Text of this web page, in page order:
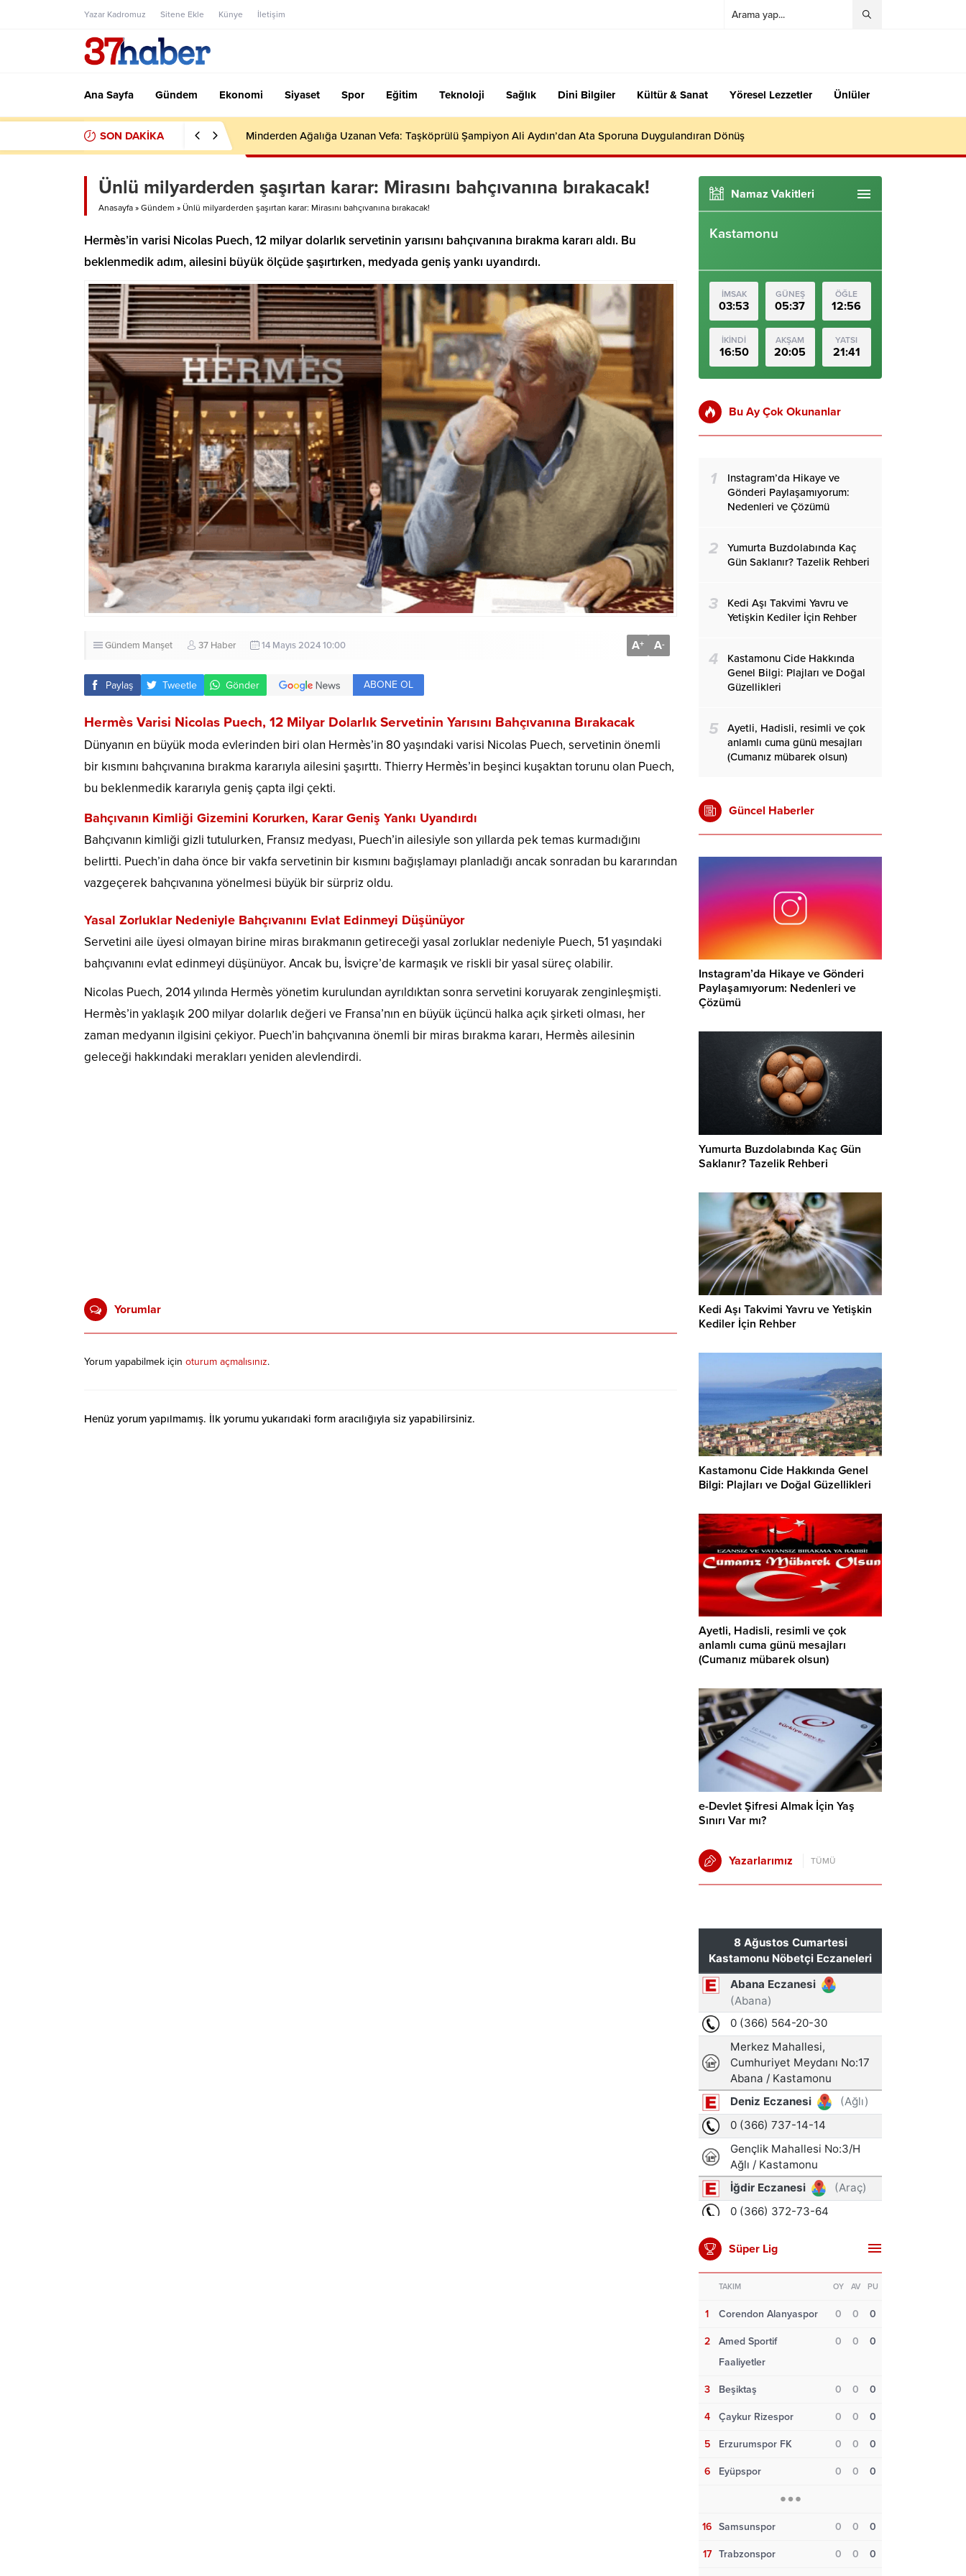
Yazar Kadromuz Sitene Ekle Künye İletişim
Ana Sayfa Gündem Ekonomi Siyaset Spor Eğitim Teknoloji Sağlık Dini Bilgiler Kültür & Sanat Yöresel Lezzetler Ünlüler
SON DAKİKA Minderden Ağalığa Uzanan Vefa: Taşköprülü Şampiyon Ali Aydın’dan Ata Sporuna Duygulandıran Dönüş
Ünlü milyarderden şaşırtan karar: Mirasını bahçıvanına bırakacak!
Anasayfa » Gündem » Ünlü milyarderden şaşırtan karar: Mirasını bahçıvanına bırakacak!
Hermès’in varisi Nicolas Puech, 12 milyar dolarlık servetinin yarısını bahçıvanına bırakma kararı aldı. Bu
beklenmedik adım, ailesini büyük ölçüde şaşırtırken, medyada geniş yankı uyandırdı.
Gündem Manşet 37 Haber 14 Mayıs 2024 10:00 A+ A-
Paylaş Tweetle Gönder ABONE OL
Hermès Varisi Nicolas Puech, 12 Milyar Dolarlık Servetinin Yarısını Bahçıvanına Bırakacak
Dünyanın en büyük moda evlerinden biri olan Hermès’in 80 yaşındaki varisi Nicolas Puech, servetinin önemli
bir kısmını bahçıvanına bırakma kararıyla ailesini şaşırttı. Thierry Hermès’in beşinci kuşaktan torunu olan Puech,
bu beklenmedik kararıyla geniş çapta ilgi çekti.
Bahçıvanın Kimliği Gizemini Korurken, Karar Geniş Yankı Uyandırdı
Bahçıvanın kimliği gizli tutulurken, Fransız medyası, Puech’in ailesiyle son yıllarda pek temas kurmadığını
belirtti. Puech’in daha önce bir vakfa servetinin bir kısmını bağışlamayı planladığı ancak sonradan bu kararından
vazgeçerek bahçıvanına yönelmesi büyük bir sürpriz oldu.
Yasal Zorluklar Nedeniyle Bahçıvanını Evlat Edinmeyi Düşünüyor
Servetini aile üyesi olmayan birine miras bırakmanın getireceği yasal zorluklar nedeniyle Puech, 51 yaşındaki
bahçıvanını evlat edinmeyi düşünüyor. Ancak bu, İsviçre’de karmaşık ve riskli bir yasal süreç olabilir.
Nicolas Puech, 2014 yılında Hermès yönetim kurulundan ayrıldıktan sonra servetini koruyarak zenginleşmişti.
Hermès’in yaklaşık 200 milyar dolarlık değeri ve Fransa’nın en büyük üçüncü halka açık şirketi olması, her
zaman medyanın ilgisini çekiyor. Puech’in bahçıvanına önemli bir miras bırakma kararı, Hermès ailesinin
geleceği hakkındaki merakları yeniden alevlendirdi.
Yorumlar
Yorum yapabilmek için oturum açmalısınız.
Henüz yorum yapılmamış. İlk yorumu yukarıdaki form aracılığıyla siz yapabilirsiniz.
Namaz Vakitleri
Kastamonu
İMSAK
03:53
GÜNEŞ
05:37
ÖĞLE
12:56
İKİNDİ
16:50
AKŞAM
20:05
YATSI
21:41
Bu Ay Çok Okunanlar
1
Instagram’da Hikaye ve
Gönderi Paylaşamıyorum:
Nedenleri ve Çözümü
2
Yumurta Buzdolabında Kaç
Gün Saklanır? Tazelik Rehberi
3
Kedi Aşı Takvimi Yavru ve
Yetişkin Kediler İçin Rehber
4
Kastamonu Cide Hakkında
Genel Bilgi: Plajları ve Doğal
Güzellikleri
5
Ayetli, Hadisli, resimli ve çok
anlamlı cuma günü mesajları
(Cumanız mübarek olsun)
Güncel Haberler
Instagram’da Hikaye ve Gönderi
Paylaşamıyorum: Nedenleri ve
Çözümü
Yumurta Buzdolabında Kaç Gün
Saklanır? Tazelik Rehberi
Kedi Aşı Takvimi Yavru ve Yetişkin
Kediler İçin Rehber
Kastamonu Cide Hakkında Genel
Bilgi: Plajları ve Doğal Güzellikleri
Ayetli, Hadisli, resimli ve çok
anlamlı cuma günü mesajları
(Cumanız mübarek olsun)
e-Devlet Şifresi Almak İçin Yaş
Sınırı Var mı?
Yazarlarımız TÜMÜ
Süper Lig
TAKIM OY AV PU
1 Corendon Alanyaspor 0 0 0
2
Amed Sportif
Faaliyetler
0 0 0
3 Beşiktaş 0 0 0
4 Çaykur Rizespor 0 0 0
5 Erzurumspor FK 0 0 0
6 Eyüpspor 0 0 0
16 Samsunspor 0 0 0
17 Trabzonspor 0 0 0